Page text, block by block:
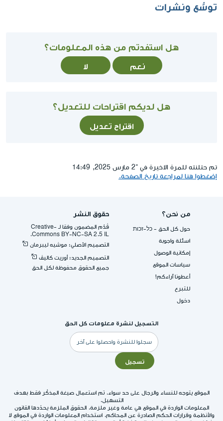
توسُّع ونشرات
هل استفدتم من هذه المعلومات؟
نعم لا
هل لديكم اقتراحات للتعديل؟
اقتراح تعديل
تم حتلنته للمرة الاخيرة في ־2 مارس 2025, 14:49
إضغطوا هنا لمراجعة تاريخ الصفحة.
من نحن؟
حول كل الحق - כל-זכות
اسئلة واجوبة
إمكانية الوصول
سياسات الموقع
أعطونا آراءكم!
للتبرع
دخول
حقوق النشر
قُدِّم المضمون وفقا لـ -Creative
Commons BY-NC-SA 2.5 IL.
التصميم الأصلي: موشيه ليبرمان
التصميم الجديد: أوريت كاليڤ
جميع الحقوق محفوظة لكل الحق
التسجيل لنشرة معلومات كل الحق
البريد
الإلكتروني
تسجيل
الموقع يتوجه للنساء والرجال على حد سواء. تم استعمال صيغة المذكّر فقط بهدف
التسهيل.
المعلومات الواردة في الموقع هي عامة وغير ملزمة. الحقوق الملزمة يحدّدها القانون
والأنظمة وقرارات الحكم الصادرة عن المحاكم. استخدام المعلومات الواردة في الموقع لا